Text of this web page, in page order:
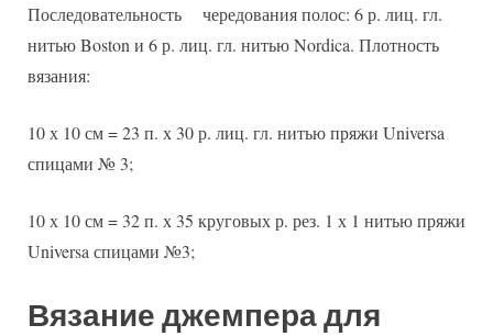
Последовательность чередования полос: 6 р. лиц. гл.
нитью Boston и 6 р. лиц. гл. нитью Nordica. Плотность
вязания:
10 х 10 см = 23 п. х 30 р. лиц. гл. нитью пряжи Universa
спицами № 3;
10 х 10 см = 32 п. х 35 круговых р. рез. 1 х 1 нитью пряжи
Universa спицами №3;
Вязание джемпера для